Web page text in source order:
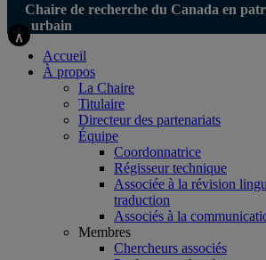
Chaire de recherche du Canada en
urbain
Accueil
À propos
La Chaire
Titulaire
Directeur des partenariats
Équipe
Coordonnatrice
Régisseur technique
Associée à la révision
traduction
Associés à la
Membres
Chercheurs associés